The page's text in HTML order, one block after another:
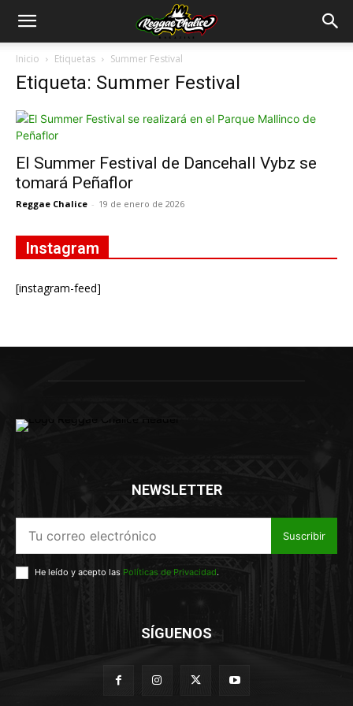
Inicio Etiquetas Summer Festival
Etiqueta: Summer Festival
El Summer Festival de Dancehall Vybz se
tomará Peñaflor
Reggae Chalice - 19 de enero de 2026
Instagram
[instagram-feed]
NEWSLETTER
Suscribir
He leído y acepto las Políticas de Privacidad.
SÍGUENOS